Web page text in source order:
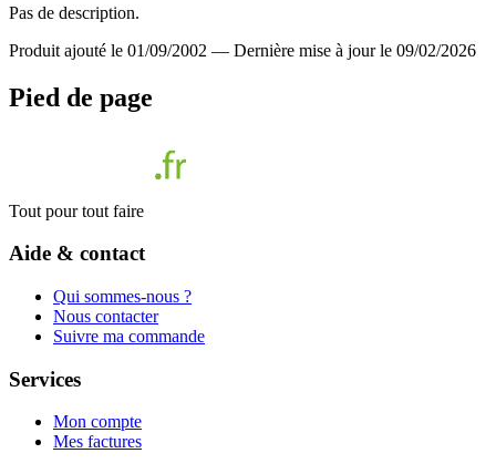
Pas de description.
Produit ajouté le 01/09/2002 — Dernière mise à jour le 09/02/2026
Pied de page
Tout pour tout faire
Aide & contact
Qui sommes-nous ?
Nous contacter
Suivre ma commande
Services
Mon compte
Mes factures